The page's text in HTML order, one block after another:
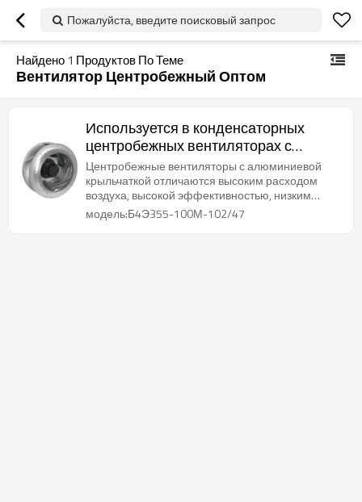
Пожалуйста, введите поисковый запрос
Найдено 1 Продуктов По Теме
Вентилятор Центробежный Оптом
Используется в конденсаторных
центробежных вентиляторах с
алюминиевой крыльчаткой
переменного тока с высоким
расходом воздуха Φ355
производитель
Центробежные вентиляторы с алюминиевой
крыльчаткой отличаются высоким расходом
воздуха, высокой эффективностью, низким
уровнем шума и длительным сроком службы.
модель:Б4Э355-100М-102/47